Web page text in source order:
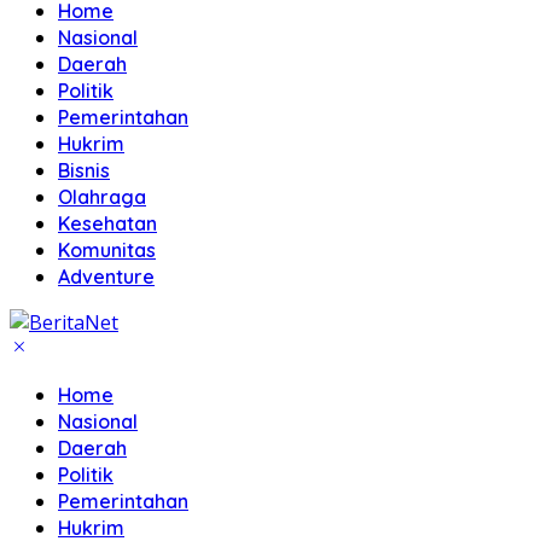
Home
Nasional
Daerah
Politik
Pemerintahan
Hukrim
Bisnis
Olahraga
Kesehatan
Komunitas
Adventure
Home
Nasional
Daerah
Politik
Pemerintahan
Hukrim